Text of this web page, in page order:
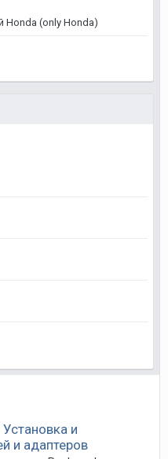
Honda (only Honda)
и
и адаптеров